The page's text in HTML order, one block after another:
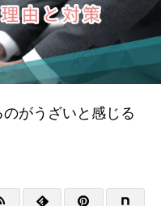
のがうざいと感じる